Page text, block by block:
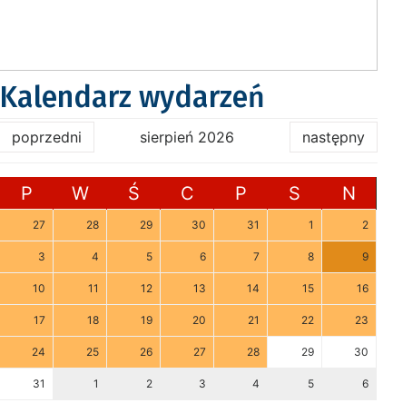
Kalendarz wydarzeń
poprzedni sierpień 2026 następny
P W Ś C P S N
27 28 29 30 31 1 2
3 4 5 6 7 8 9
10 11 12 13 14 15 16
17 18 19 20 21 22 23
24 25 26 27 28 29 30
31 1 2 3 4 5 6